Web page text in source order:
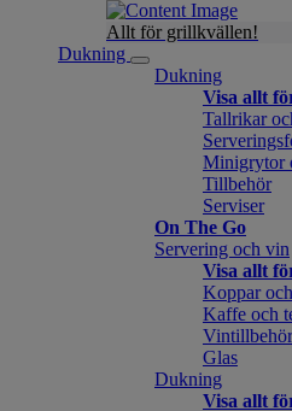
Allt för grillkvällen!
Dukning
Dukning
Visa allt
Tallrikar
Minigrytor
Tillbehör
Serviser
On The Go
Servering och vin
Visa allt
Koppar
Kaffe och
Vintillbehör
Glas
Dukning
Visa allt